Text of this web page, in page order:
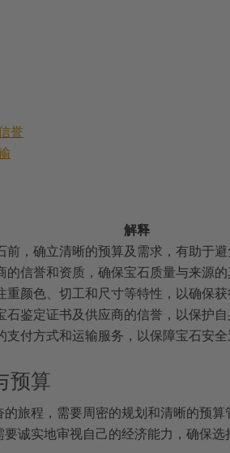
誉
解释
前，确立清晰的预算及需求，有助于避
的信誉和资质，确保宝石质量与来源的
重颜色、切工和尺寸等特性，以确保获
石鉴定证书及供应商的信誉，以保护自
支付方式和运输服务，以保障宝石安全
预算
旅程，需要周密的规划和清晰的预算
诚实地审视自己的经济能力，确保选